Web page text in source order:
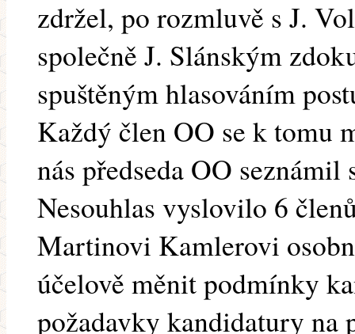
zdržel, po rozmluvě s J.
společně J. Slánským
spuštěným hlasováním
Každý člen OO se k tomu
nás předseda OO
Nesouhlas vyslovilo 6
Martinovi Kamlerovi
účelově měnit podmínky
požadavky kandidatury na